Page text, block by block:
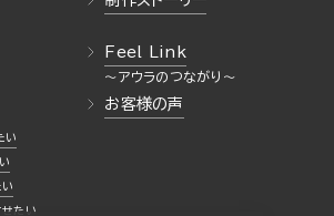
Feel Link
い
い
せたい
お客様の声